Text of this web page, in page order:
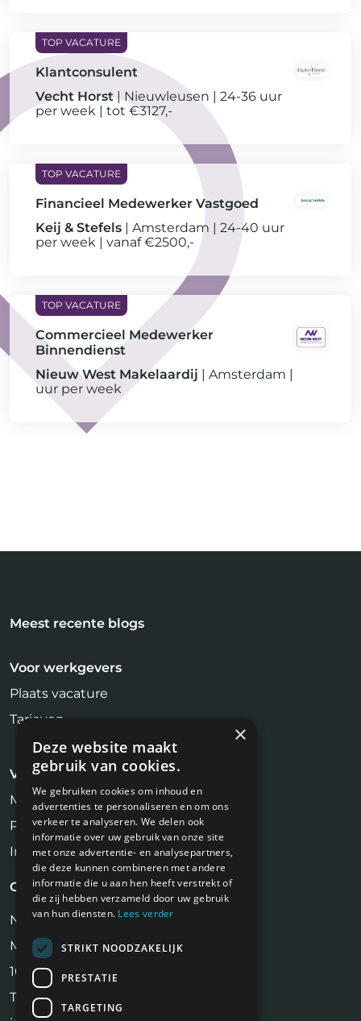
Klantconsulent
Vecht Horst Nieuwleusen
24-36 uur
per week
tot €3127,-
Financieel Medewerker Vastgoed
Keij & Stefels
Amsterdam
24-40 uur
per week
vanaf €2500,-
Commercieel Medewerker
Binnendienst
Nieuw West Makelaardij
Amsterdam
uur per week
Meest recente blogs
Voor werkgevers
Plaats vacature
Tarieven
Voor kandidaten
Makelaar Vacatures
Profiel aanmaken
Inschrijven Job Alert
Contact
NiVa Media
Maassluisstraat 2
1062 GD Amsterdam
Tel:06 17 13 90 41
×
Deze website maakt
gebruik van cookies.
We gebruiken cookies om inhoud en
advertenties te personaliseren en om ons
verkeer te analyseren. We delen ook
informatie over uw gebruik van onze site
met onze advertentie- en analysepartners,
die deze kunnen combineren met andere
informatie die u aan hen heeft verstrekt of
die zij hebben verzameld door uw gebruik
van hun diensten. Lees verder
STRIKT NOODZAKELIJK
PRESTATIE
TARGETING